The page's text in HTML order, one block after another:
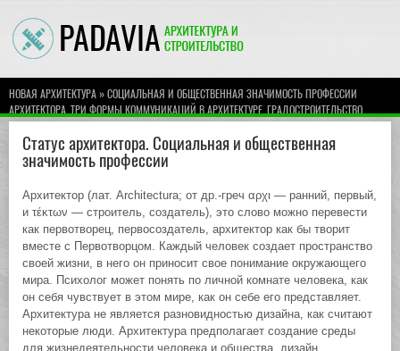
НОВАЯ АРХИТЕКТУРА»СОЦИАЛЬНАЯ И ОБЩЕСТВЕННАЯ ЗНАЧИМОСТЬ ПРОФЕССИИ
АРХИТЕКТОРА. ТРИ ФОРМЫ КОММУНИКАЦИЙ В АРХИТЕКТУРЕ. ГРАДОСТРОИТЕЛЬСТВО
» Статус архитектора. Социальная и общественная значимость профессии
Статус архитектора. Социальная и общественная
значимость профессии
Архитектор (лат. Architectura; от др.-греч αρχι — ранний, первый,
и τέκτων — строитель, создатель), это слово можно перевести
как первотворец, первосоздатель, архитектор как бы творит
вместе с Первотворцом. Каждый человек создает пространство
своей жизни, в него он приносит свое понимание окружающего
мира. Психолог может понять по личной комнате человека, как
он себя чувствует в этом мире, как он себе его представляет.
Архитектура не является разновидностью дизайна, как считают
некоторые люди. Архитектура предполагает создание среды
для жизнедеятельности человека и общества, дизайн